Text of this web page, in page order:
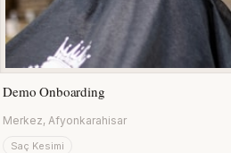
Demo Onboarding
Merkez, Afyonkarahisar
Saç Kesimi